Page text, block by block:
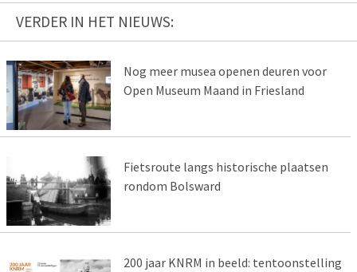
VERDER IN HET NIEUWS:
Nog meer musea openen deuren voor
Open Museum Maand in Friesland
Fietsroute langs historische plaatsen
rondom Bolsward
200 jaar KNRM in beeld: tentoonstelling